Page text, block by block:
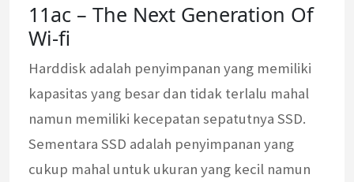
11ac – The Next Generation Of
Wi-fi
Harddisk adalah penyimpanan yang memiliki
kapasitas yang besar dan tidak terlalu mahal
namun memiliki kecepatan sepatutnya SSD.
Sementara SSD adalah penyimpanan yang
cukup mahal untuk ukuran yang kecil namun